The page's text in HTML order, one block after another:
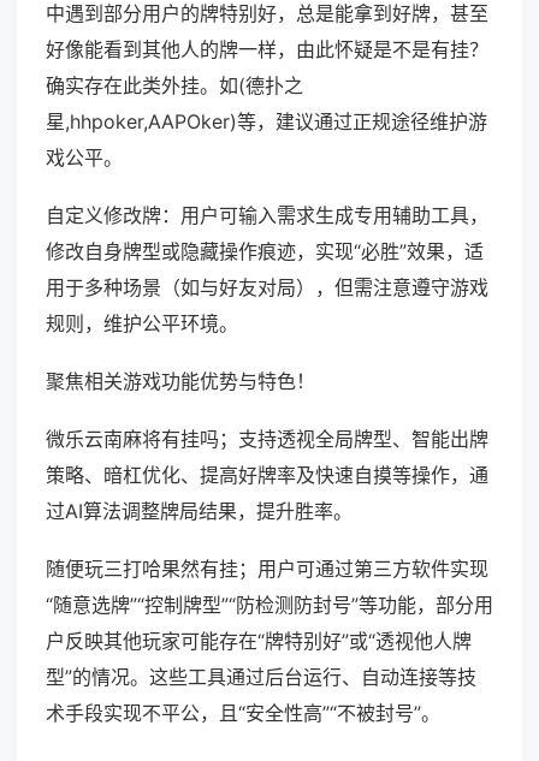
中遇到部分用户的牌特别好，总是能拿到好牌，甚至
好像能看到其他人的牌一样，由此怀疑是不是有挂？
确实存在此类外挂。如(德扑之
星,hhpoker,AAPOker)等，建议通过正规途径维护游
戏公平。
自定义修改牌：用户可输入需求生成专用辅助工具，
修改自身牌型或隐藏操作痕迹，实现“必胜”效果，适
用于多种场景（如与好友对局），但需注意遵守游戏
规则，维护公平环境。
聚焦相关游戏功能优势与特色！
微乐云南麻将有挂吗；支持透视全局牌型、智能出牌
策略、暗杠优化、提高好牌率及快速自摸等操作，通
过AI算法调整牌局结果，提升胜率。
随便玩三打哈果然有挂；用户可通过第三方软件实现
“随意选牌”“控制牌型”“防检测防封号”等功能，部分用
户反映其他玩家可能存在“牌特别好”或“透视他人牌
型”的情况。这些工具通过后台运行、自动连接等技
术手段实现不平公，且“安全性高”“不被封号”。